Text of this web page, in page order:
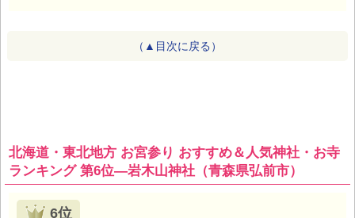
（▲目次に戻る）
北海道・東北地方 お宮参り おすすめ＆人気神社・お寺
ランキング 第6位―岩木山神社（青森県弘前市）
6位